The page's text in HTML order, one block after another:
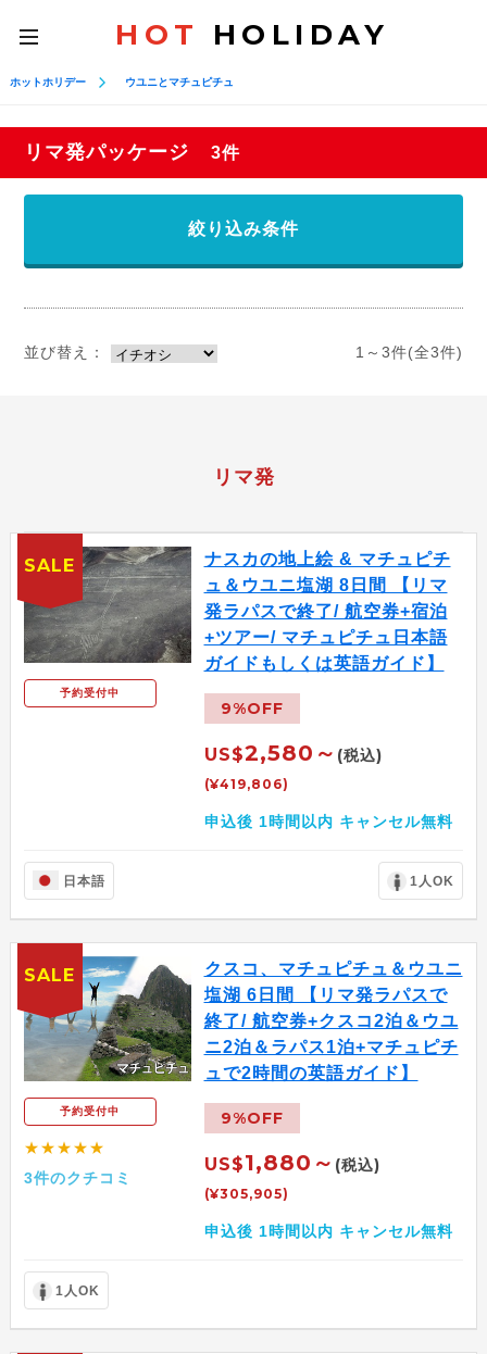
toggle
navigation
HOT HOLIDAY
ホットホリデー ウユニとマチュピチュ
リマ発パッケージ 3件
絞り込み条件
並び替え： 1～3件(全3件)
リマ発
予約受付中
ナスカの地上絵 & マチュピチ
ュ＆ウユニ塩湖 8日間 【リマ
発ラパスで終了/ 航空券+宿泊
+ツアー/ マチュピチュ日本語
ガイドもしくは英語ガイド】
9%OFF
US$2,580～ (税込)
(¥419,806)
申込後 1時間以内 キャンセル無料
日本語 1人OK
SALE
予約受付中
★★★★★
3件のクチコミ
クスコ、マチュピチュ＆ウユニ
塩湖 6日間 【リマ発ラパスで
終了/ 航空券+クスコ2泊＆ウユ
ニ2泊＆ラパス1泊+マチュピチ
ュで2時間の英語ガイド】
9%OFF
US$1,880～ (税込)
(¥305,905)
申込後 1時間以内 キャンセル無料
1人OK
SALE